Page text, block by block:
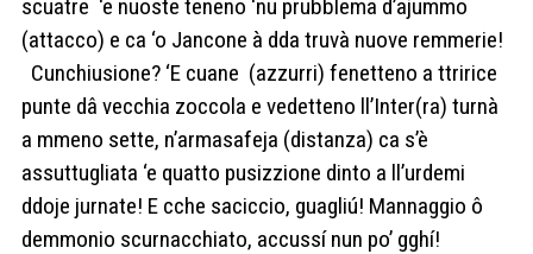
scuatre ‘e nuoste teneno ‘nu prubblema d’ajummo
(attacco) e ca ‘o Jancone à dda truvà nuove remmerie!
Cunchiusione? ‘E cuane (azzurri) fenetteno a ttririce
punte dâ vecchia zoccola e vedetteno ll’Inter(ra) turnà
a mmeno sette, n’armasafeja (distanza) ca s’è
assuttugliata ‘e quatto pusizzione dinto a ll’urdemi
ddoje jurnate! E cche saciccio, guagliú! Mannaggio ô
demmonio scurnacchiato, accussí nun po’ gghí!